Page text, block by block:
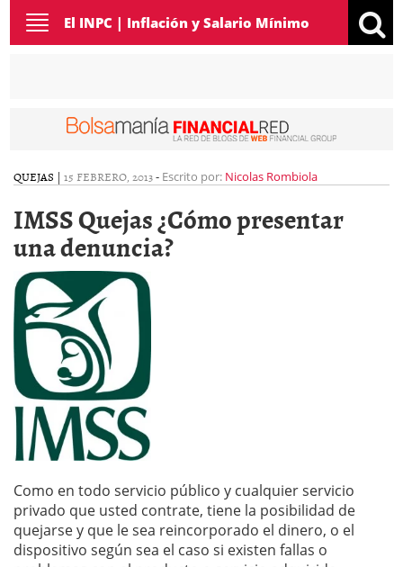
Toggle
navigation
El INPC | Inflación y Salario Mínimo
QUEJAS | 15 FEBRERO, 2013- Escrito por: Nicolas Rombiola
IMSS Quejas ¿Cómo presentar
una denuncia?
Como en todo servicio público y cualquier servicio
privado que usted contrate, tiene la posibilidad de
quejarse y que le sea reincorporado el dinero, o el
dispositivo según sea el caso si existen fallas o